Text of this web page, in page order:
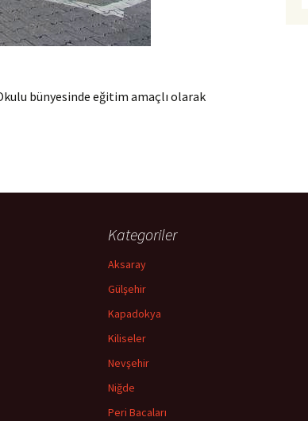
bünyesinde eğitim amaçlı olarak
Kategoriler
Aksaray
Gülşehir
Kapadokya
Kiliseler
Nevşehir
Niğde
Peri Bacaları